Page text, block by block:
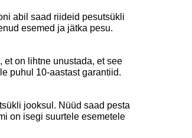
abil saad riideid pesutsükli
esemed ja jätka pesu.
on lihtne unustada, et see
puhul 10-aastast garantiid.
jooksul. Nüüd saad pesta
on isegi suurtele esemetele